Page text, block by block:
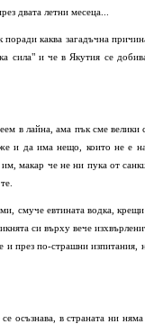
двата летни месеца...
каква загадъчна
сила" и че в Якутия се
лайна, ама пък сме велики с
и да има нещо, които не е
макар че не ни пука от
смуче евтината водка,
си върху вече
през по-страшни изпитания,
осъзнава, в страната ни